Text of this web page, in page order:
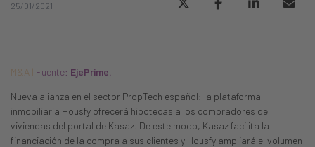
25/01/2021
M&A | Fuente: EjePrime.
Nueva alianza en el sector PropTech español: la plataforma
inmobiliaria Housfy ofrecerá hipotecas a los compradores de
viviendas del portal de Kasaz. De este modo, Kasaz facilita la
financiación de la compra a sus clientes y Housfy ampliará el volumen